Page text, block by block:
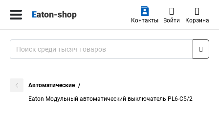
Контакты Войти Корзина
Автоматические
Eaton Модульный автоматический выключатель PL6-C5/2